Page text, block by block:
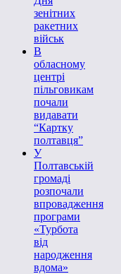
зенітних
ракетних
військ
В
обласному
центрі
пільговикам
почали
видавати
“Картку
полтавця”
У
Полтавській
громаді
розпочали
впровадження
програми
«Турбота
від
народження
вдома»